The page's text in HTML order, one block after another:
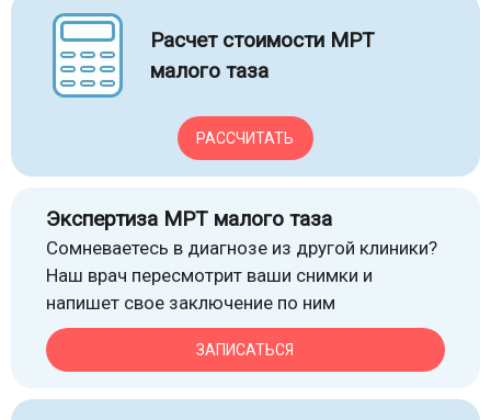
Расчет стоимости МРТ
малого таза
РАССЧИТАТЬ
Экспертиза МРТ малого таза
Сомневаетесь в диагнозе из другой клиники?
Наш врач пересмотрит ваши снимки и
напишет свое заключение по ним
ЗАПИСАТЬСЯ